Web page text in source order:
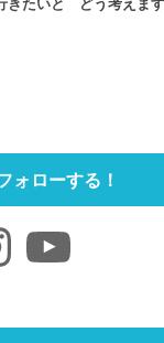
きたいと
どう考えま
ォローする！
YouTube